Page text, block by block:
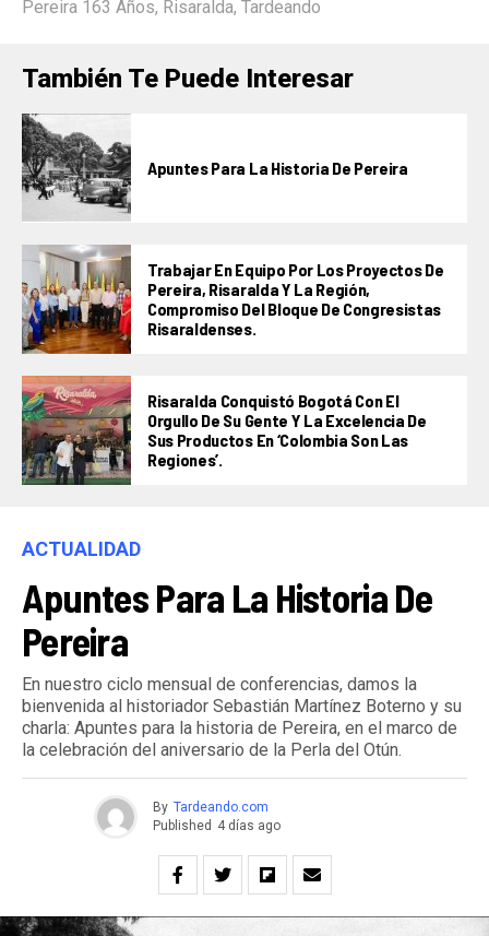
Pereira 163 Años, Risaralda, Tardeando
También Te Puede Interesar
Apuntes Para La Historia De Pereira
Trabajar En Equipo Por Los Proyectos De
Pereira, Risaralda Y La Región,
Compromiso Del Bloque De Congresistas
Risaraldenses.
Risaralda Conquistó Bogotá Con El
Orgullo De Su Gente Y La Excelencia De
Sus Productos En ‘Colombia Son Las
Regiones’.
ACTUALIDAD
Apuntes Para La Historia De
Pereira
En nuestro ciclo mensual de conferencias, damos la
bienvenida al historiador Sebastián Martínez Boterno y su
charla: Apuntes para la historia de Pereira, en el marco de
la celebración del aniversario de la Perla del Otún.
By Tardeando.com
Published 4 días ago